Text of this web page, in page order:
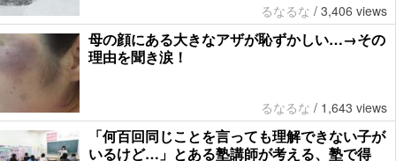
るなるな / 3,406 views
母の顔にある大きなアザが恥ずかしい…→その
理由を聞き涙！
るなるな / 1,643 views
「何百回同じことを言っても理解できない子が
いるけど…」とある塾講師が考える、塾で得